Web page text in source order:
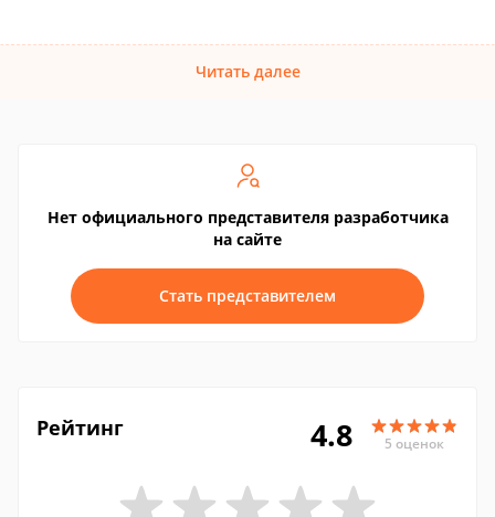
Читать далее
Нет официального представителя разработчика
на сайте
Стать представителем
Рейтинг 4.8 5 оценок